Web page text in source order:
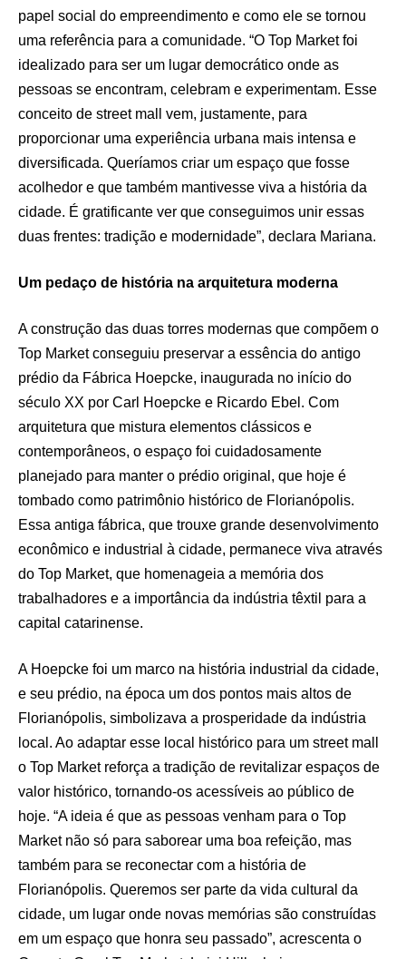
papel social do empreendimento e como ele se tornou
uma referência para a comunidade. “O Top Market foi
idealizado para ser um lugar democrático onde as
pessoas se encontram, celebram e experimentam. Esse
conceito de street mall vem, justamente, para
proporcionar uma experiência urbana mais intensa e
diversificada. Queríamos criar um espaço que fosse
acolhedor e que também mantivesse viva a história da
cidade. É gratificante ver que conseguimos unir essas
duas frentes: tradição e modernidade”, declara Mariana.
Um pedaço de história na arquitetura moderna
A construção das duas torres modernas que compõem o
Top Market conseguiu preservar a essência do antigo
prédio da Fábrica Hoepcke, inaugurada no início do
século XX por Carl Hoepcke e Ricardo Ebel. Com
arquitetura que mistura elementos clássicos e
contemporâneos, o espaço foi cuidadosamente
planejado para manter o prédio original, que hoje é
tombado como patrimônio histórico de Florianópolis.
Essa antiga fábrica, que trouxe grande desenvolvimento
econômico e industrial à cidade, permanece viva através
do Top Market, que homenageia a memória dos
trabalhadores e a importância da indústria têxtil para a
capital catarinense.
A Hoepcke foi um marco na história industrial da cidade,
e seu prédio, na época um dos pontos mais altos de
Florianópolis, simbolizava a prosperidade da indústria
local. Ao adaptar esse local histórico para um street mall
o Top Market reforça a tradição de revitalizar espaços de
valor histórico, tornando-os acessíveis ao público de
hoje. “A ideia é que as pessoas venham para o Top
Market não só para saborear uma boa refeição, mas
também para se reconectar com a história de
Florianópolis. Queremos ser parte da vida cultural da
cidade, um lugar onde novas memórias são construídas
em um espaço que honra seu passado”, acrescenta o